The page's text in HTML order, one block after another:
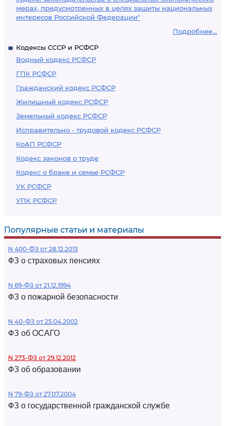
мерах, предусмотренных в целях защиты национальных
интересов Российской Федерации"
Подробнее...
Кодексы СССР и РСФСР
Водный кодекс РСФСР
ГПК РСФСР
Гражданский кодекс РСФСР
Жилищный кодекс РСФСР
Земельный кодекс РСФСР
Исправительно - трудовой кодекс РСФСР
КоАП РСФСР
Кодекс законов о труде
Кодекс о браке и семье РСФСР
УК РСФСР
УПК РСФСР
Популярные статьи и материалы
N 400-ФЗ от 28.12.2013
ФЗ о страховых пенсиях
N 69-ФЗ от 21.12.1994
ФЗ о пожарной безопасности
N 40-ФЗ от 25.04.2002
ФЗ об ОСАГО
N 273-ФЗ от 29.12.2012
ФЗ об образовании
N 79-ФЗ от 27.07.2004
ФЗ о государственной гражданской службе